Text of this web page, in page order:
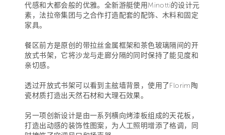
代感和大都会般的优雅。全新游艇使用Minotti的设计元
素，法拉帝集团与之合作打造配套的配饰、木料和固定
家具。
餐区前方是原创的带拉丝金属框架和茶色玻璃隔间的开
放式书架，它将沙龙与走廊分隔的同时保持了能见度和
亲切感。
透过开放式书架可以看到主舷墙背景，使用了Florim陶
瓷材质打造出天然石材和大理石效果。
另一项创新设计是由一系列横向烤漆板组成的天花板，
打造出动感的装饰性图案，为人工照明增添了格调，同